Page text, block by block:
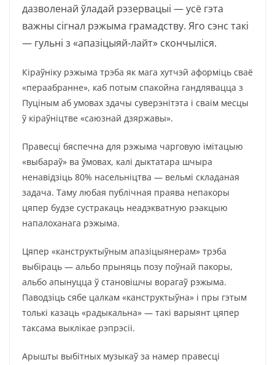
дазволенай ўладай рэзервацыі — усё гэта
важны сігнал рэжыма грамадству. Яго сэнс такі
— гульні з «апазіцыяй-лайт» скончыліся.
Кіраўніку рэжыма трэба як мага хутчэй аформіць сваё
«пераабранне», каб потым спакойна гандлявацца з
Пуціным аб умовах здачы суверэнітэта і сваім месцы
ў кіраўніцтве «саюзнай дзяржавы».
Правесці бяспечна для рэжыма чарговую імітацыю
«выбараў» ва ўмовах, калі дыктатара шчыра
ненавідзіць 80% насельніцтва — вельмі складаная
задача. Таму любая публічная праява непакоры
цяпер будзе сустракаць неадэкватную рэакцыю
напалоханага рэжыма.
Цяпер «канструктыўным апазіцыянерам» трэба
выбіраць — альбо прыняць позу поўнай пакоры,
альбо апынуцца ў становішчы ворагаў рэжыма.
Паводзіць сябе цалкам «канструктыўна» і пры гэтым
толькі казаць «радыкальна» — такі варыянт цяпер
таксама выклікае рэпрэсіі.
Арышты выбітных музыкаў за намер правесці